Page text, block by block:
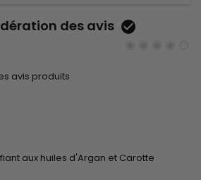
des avis 
avis produits
aux huiles d'Argan et Carotte